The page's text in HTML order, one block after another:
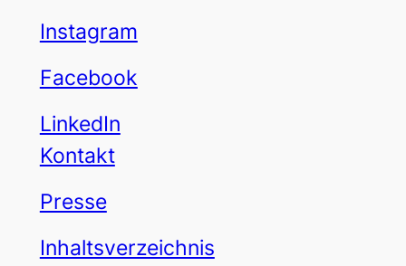
Instagram
Facebook
LinkedIn
Kontakt
Presse
Inhaltsverzeichnis